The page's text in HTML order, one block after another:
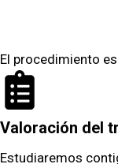
El procedimiento
Valoración del
Estudiaremos